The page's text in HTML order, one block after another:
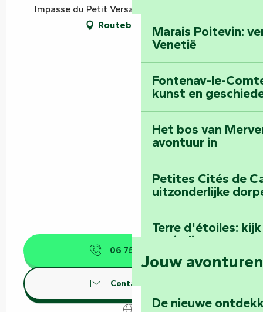
Marais Poitevin:
Venetië
Fontenay-le-
kunst en
Het bos van
avontuur in
Petites Cités de
uitzonderlijke
Terre d'étoiles:
oneindige
Jouw avonturen
De nieuwe
Impasse du Petit Versailles, 85420 Maillezais
Routebeschrijving
06 75 48 39
Contacteer ons